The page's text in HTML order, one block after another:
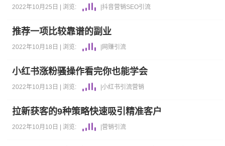
2022年10月25日 | 浏览: |抖音营销SEO引流
推荐一项比较靠谱的副业
2022年10月18日 | 浏览: 网赚引流
小红书涨粉骚操作看完你也能学会
2022年10月13日 | 浏览: |小红书引流营销
拉新获客的9种策略快速吸引精准客户
2022年10月10日 | 浏览: 营销引流